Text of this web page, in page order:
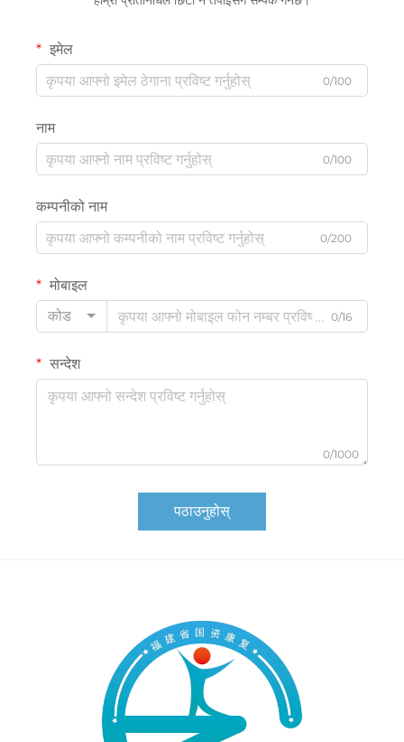
इमेल
0/100
नाम
0/100
कम्पनीको नाम
0/200
मोबाइल
कोड
0/16
सन्देश
0/1000
पठाउनुहोस्